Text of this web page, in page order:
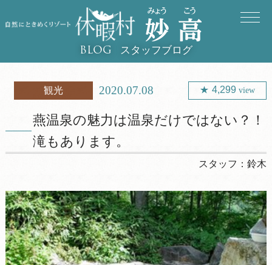
BLOG スタッフブログ
観光 2020.07.08 4,299view
燕温泉の魅力は温泉だけではない？！
滝もあります。
スタッフ：鈴木